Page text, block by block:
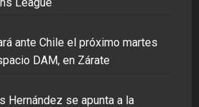
League
ante Chile el próximo martes
DAM, en Zárate
Hernández se apunta a la